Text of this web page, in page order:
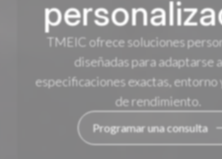
TMEIC ofrece soluciones
diseñadas para adaptarse
especificaciones exactas,
de rendimiento.
Programar una consulta